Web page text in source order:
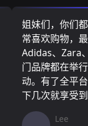
姐妹们，你们
常喜欢购物，
Adidas、Zara
门品牌都在举
动。有了全平
下几次就享受
Lee